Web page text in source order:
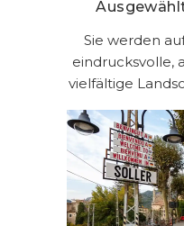
Sie werden
eindrucksvolle,
vielfältige